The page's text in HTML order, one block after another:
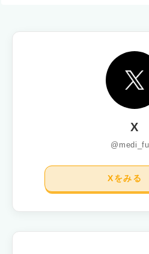
X
Xをみる